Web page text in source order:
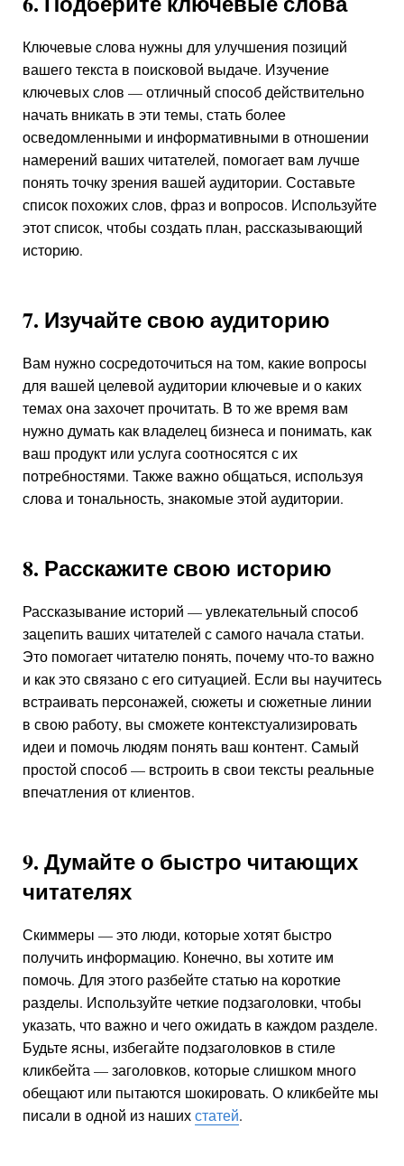
Ключевые слова нужны для улучшения позиций
вашего текста в поисковой выдаче. Изучение
ключевых слов — отличный способ действительно
начать вникать в эти темы, стать более
осведомленными и информативными в отношении
намерений ваших читателей, помогает вам лучше
понять точку зрения вашей аудитории. Составьте
список похожих слов, фраз и вопросов. Используйте
этот список, чтобы создать план, рассказывающий
историю.
7. Изучайте свою аудиторию
Вам нужно сосредоточиться на том, какие вопросы
для вашей целевой аудитории ключевые и о каких
темах она захочет прочитать. В то же время вам
нужно думать как владелец бизнеса и понимать, как
ваш продукт или услуга соотносятся с их
потребностями. Также важно общаться, используя
слова и тональность, знакомые этой аудитории.
8. Расскажите свою историю
Рассказывание историй — увлекательный способ
зацепить ваших читателей с самого начала статьи.
Это помогает читателю понять, почему что-то важно
и как это связано с его ситуацией. Если вы научитесь
встраивать персонажей, сюжеты и сюжетные линии
в свою работу, вы сможете контекстуализировать
идеи и помочь людям понять ваш контент. Самый
простой способ — встроить в свои тексты реальные
впечатления от клиентов.
9. Думайте о быстро читающих
читателях
Скиммеры — это люди, которые хотят быстро
получить информацию. Конечно, вы хотите им
помочь. Для этого разбейте статью на короткие
разделы. Используйте четкие подзаголовки, чтобы
указать, что важно и чего ожидать в каждом разделе.
Будьте ясны, избегайте подзаголовков в стиле
кликбейта — заголовков, которые слишком много
обещают или пытаются шокировать. О кликбейте мы
писали в одной из нашихстатей.